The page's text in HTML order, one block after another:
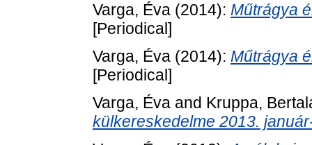
Varga, Éva (2014): Műtrágya
[Periodical]
Varga, Éva (2014): Műtrágya
[Periodical]
Varga, Éva and Kruppa,
külkereskedelme 2013.